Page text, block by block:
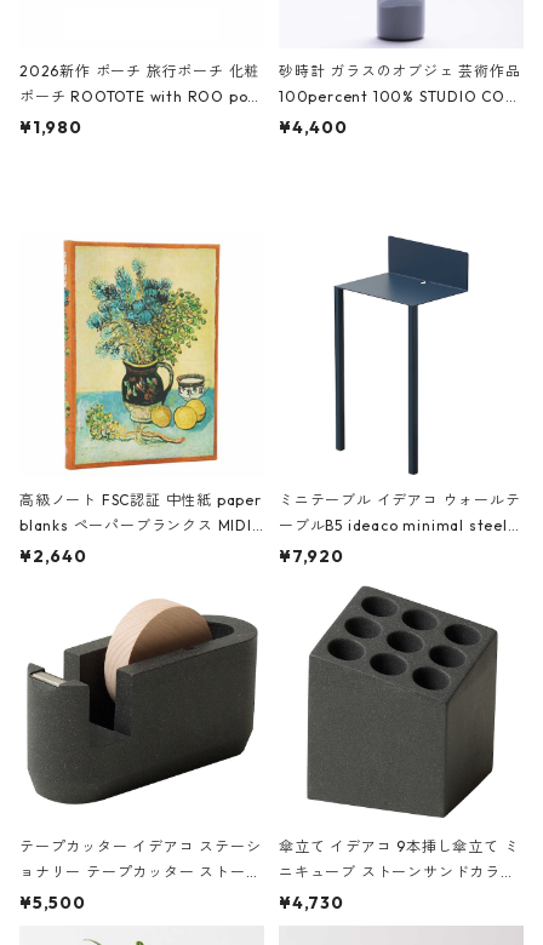
2026新作 ポーチ 旅行ポーチ 化粧
ポーチ ROOTOTE with ROO pou
ch 3532 ルートート WR.ポーチ.ラ
¥1,980
砂時計 ガラスのオブジェ 芸術作品
100percent 100% STUDIO COH
AKU Timeless 100パーセント ス
¥4,400
高級ノート FSC認証 中性紙 paper
blanks ペーパーブランクス MIDI
ハードカバー 罫線 ヴァン・ゴッホ
¥2,640
ミニテーブル イデアコ ウォールテ
ーブルB5 ideaco minimal steel f
urniture WALL Table B5 ネイビー
¥7,920
テープカッター イデアコ ステーシ
ョナリー テープカッター ストーン
サンドカラー 石調 ideaco Station
¥5,500
傘立て イデアコ 9本挿し傘立て ミ
ニキューブ ストーンサンドカラー
石調 ideaco Umbrella Stand CUB
E ストーンサンドブラック
¥4,730